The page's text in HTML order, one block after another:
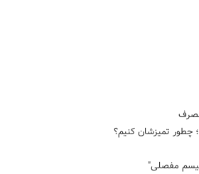
چطور تمیزشان کنیم؟
مفصلی"